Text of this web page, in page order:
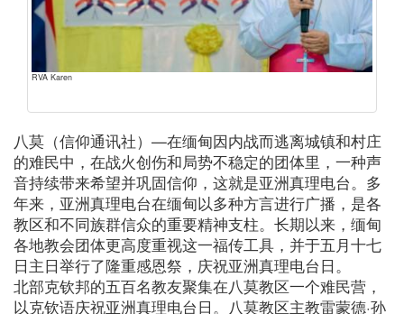
RVA Karen
八莫（信仰通讯社）—在缅甸因内战而逃离城镇和村庄
的难民中，在战火创伤和局势不稳定的团体里，一种声
音持续带来希望并巩固信仰，这就是亚洲真理电台。多
年来，亚洲真理电台在缅甸以多种方言进行广播，是各
教区和不同族群信众的重要精神支柱。长期以来，缅甸
各地教会团体更高度重视这一福传工具，并于五月十七
日主日举行了隆重感恩祭，庆祝亚洲真理电台日。
北部克钦邦的五百名教友聚集在八莫教区一个难民营，
以克钦语庆祝亚洲真理电台日。八莫教区主教雷蒙德·孙